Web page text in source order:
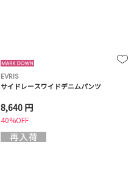
EVRIS
サイドレースワイドデニムパンツ
8,640 円
40%OFF